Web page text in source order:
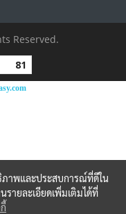
Reserved.
81
ภาพและประสบการณ์ที่ดีใน
รายละเอียดเพิ่มเติมได้ที่